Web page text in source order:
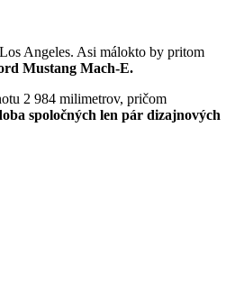
Angeles. Asi málokto by pritom
Mustang Mach-E.
2 984 milimetrov, pričom
spoločných len pár dizajnových